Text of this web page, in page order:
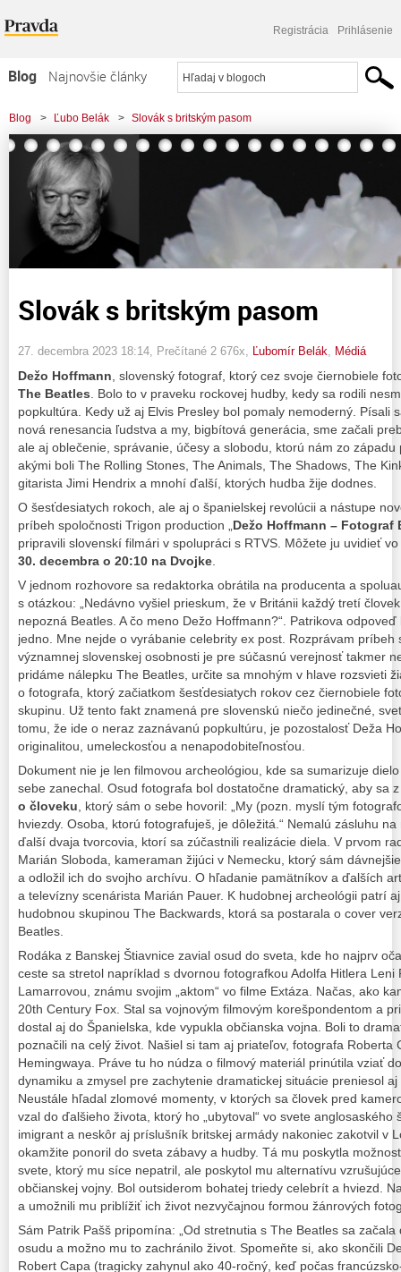
Registrácia Prihlásenie
Blog
Najnovšie články
Najčítanejšie články
Najkomentovanejšie články
Zoznam blogov
Komerčné blogy
Blog > Ľubo Belák > Slovák s britským pasom
Slovák s britským pasom
27. decembra 2023 18:14 , Prečítané 2 676x, Ľubomír Belák Médiá
Dežo Hoffmann , slovenský fotograf, ktorý cez svoje čiernobiele
The Beatles . Bolo to v praveku rockovej hudby, kedy sa rodili
popkultúra. Kedy už aj Elvis Presley bol pomaly nemoderný. Písali
nová renesancia ľudstva a my, bigbítová generácia, sme začali
ale aj oblečenie, správanie, účesy a slobodu, ktorú nám zo
akými boli The Rolling Stones, The Animals, The Shadows, The
gitarista Jimi Hendrix a mnohí ďalší, ktorých hudba žije dodnes.
O šesťdesiatych rokoch, ale aj o španielskej revolúcii a nástupe
príbeh spoločnosti Trigon production „ Dežo Hoffmann – Fotograf
pripravili slovenskí filmári v spolupráci s RTVS. Môžete ju uvidieť
30. decembra o 20:10 na Dvojke
V jednom rozhovore sa redaktorka obrátila na producenta a
s otázkou: „Nedávno vyšiel prieskum, že v Británii každý tretí
nepozná Beatles. A čo meno Dežo Hoffmann?“. Patrikova
jedno. Mne nejde o vyrábanie celebrity ex post. Rozprávam príbeh
významnej slovenskej osobnosti je pre súčasnú verejnosť takmer
pridáme nálepku The Beatles, určite sa mnohým v hlave rozsvieti
o fotografa, ktorý začiatkom šesťdesiatych rokov cez čiernobiele
skupinu. Už tento fakt znamená pre slovenskú niečo jedinečné,
tomu, že ide o neraz zaznávanú popkultúru, je pozostalosť Deža
originalitou, umeleckosťou a nenapodobiteľnosťou.
Dokument nie je len filmovou archeológiou, kde sa sumarizuje
sebe zanechal. Osud fotografa bol dostatočne dramatický, aby sa
o človeku , ktorý sám o sebe hovoril: „My (pozn. myslí tým
hviezdy. Osoba, ktorú fotografuješ, je dôležitá.“ Nemalú zásluhu
ďalší dvaja tvorcovia, ktorí sa zúčastnili realizácie diela. V prvom
Marián Sloboda, kameraman žijúci v Nemecku, ktorý sám
a odložil ich do svojho archívu. O hľadanie pamätníkov a ďalších
a televízny scenárista Marián Pauer. K hudobnej archeológii patrí
hudobnou skupinou The Backwards, ktorá sa postarala o cover
Beatles.
Rodáka z Banskej Štiavnice zavial osud do sveta, kde ho najprv
ceste sa stretol napríklad s dvornou fotografkou Adolfa Hitlera Leni
Lamarrovou, známu svojim „aktom“ vo filme Extáza. Načas, ako
20th Century Fox. Stal sa vojnovým filmovým korešpondentom a
dostal aj do Španielska, kde vypukla občianska vojna. Boli to
poznačili na celý život. Našiel si tam aj priateľov, fotografa Roberta
Hemingwaya. Práve tu ho núdza o filmový materiál prinútila vziať
dynamiku a zmysel pre zachytenie dramatickej situácie preniesol
Neustále hľadal zlomové momenty, v ktorých sa človek pred
vzal do ďalšieho života, ktorý ho „ubytoval“ vo svete anglosaského
imigrant a neskôr aj príslušník britskej armády nakoniec zakotvil v
okamžite ponoril do sveta zábavy a hudby. Tá mu poskytla
svete, ktorý mu síce nepatril, ale poskytol mu alternatívu
občianskej vojny. Bol outsiderom bohatej triedy celebrít a hviezd.
a umožnili mu priblížiť ich život nezvyčajnou formou žánrových
Sám Patrik Pašš pripomína: „Od stretnutia s The Beatles sa
osudu a možno mu to zachránilo život. Spomeňte si, ako skončili
Robert Capa (tragicky zahynul ako 40-ročný, keď počas